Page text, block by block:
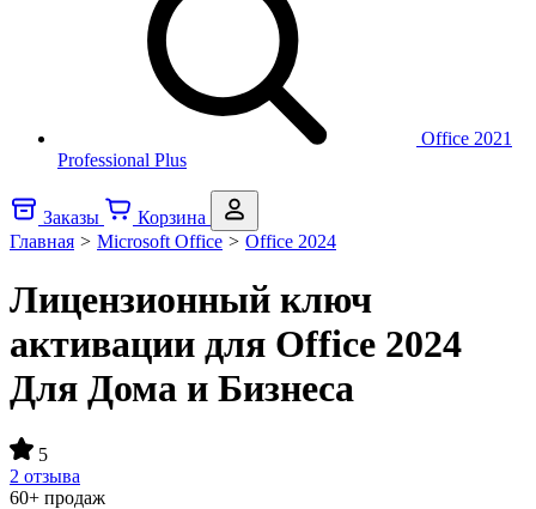
Office 2021
Professional Plus
Заказы
Корзина
Главная > Microsoft Office > Office 2024
Лицензионный ключ
активации для Office 2024
Для Дома и Бизнеса
5
2 отзыва
60+ продаж